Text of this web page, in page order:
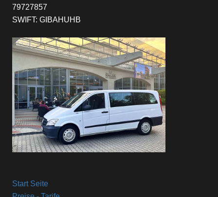
79727857
SWIFT: GIBAHUHB
Start Seite